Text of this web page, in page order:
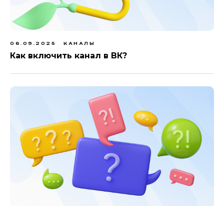
06.09.2025 КАНАЛЫ
Как включить канал в ВК?